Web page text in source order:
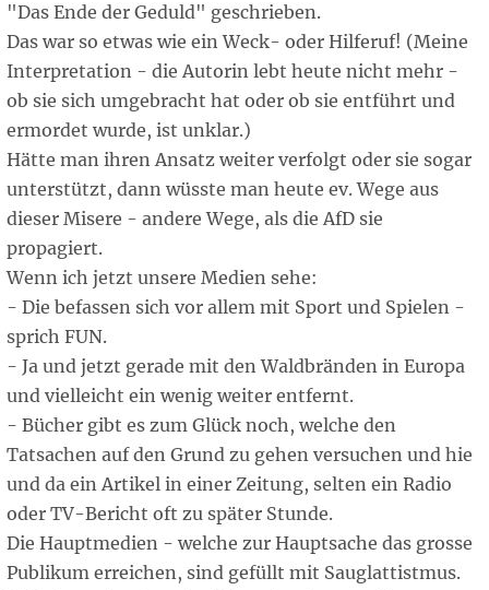
"Das Ende der Geduld" geschrieben.
Das war so etwas wie ein Weck- oder Hilferuf! (Meine
Interpretation - die Autorin lebt heute nicht mehr -
ob sie sich umgebracht hat oder ob sie entführt und
ermordet wurde, ist unklar.)
Hätte man ihren Ansatz weiter verfolgt oder sie sogar
unterstützt, dann wüsste man heute ev. Wege aus
dieser Misere - andere Wege, als die AfD sie
propagiert.
Wenn ich jetzt unsere Medien sehe:
- Die befassen sich vor allem mit Sport und Spielen -
sprich FUN.
- Ja und jetzt gerade mit den Waldbränden in Europa
und vielleicht ein wenig weiter entfernt.
- Bücher gibt es zum Glück noch, welche den
Tatsachen auf den Grund zu gehen versuchen und hie
und da ein Artikel in einer Zeitung, selten ein Radio
oder TV-Bericht oft zu später Stunde.
Die Hauptmedien - welche zur Hauptsache das grosse
Publikum erreichen, sind gefüllt mit Sauglattistmus.